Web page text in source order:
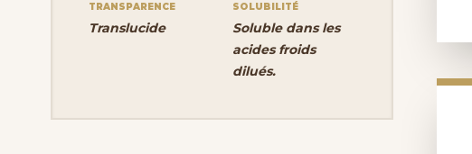
TRANSPARENCE
Translucide
SOLUBILITÉ
Soluble dans les
acides froids
dilués.